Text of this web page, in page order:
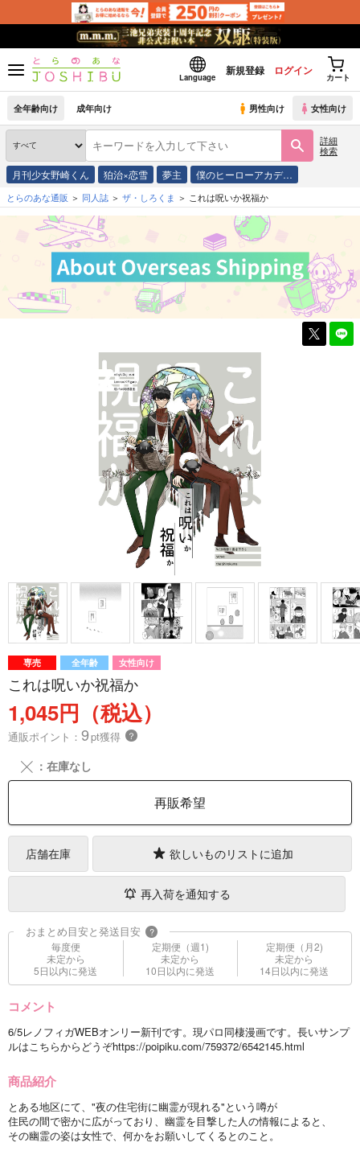
Language
新規登録 ログイン
カート
全年齢向け 成年向け 男性向け 女性向け
詳細
検索
月刊少女野崎くん 狛治×恋雪 夢主 僕のヒーローアカデ…
とらのあな通販 同人誌 ザ・しろくま これは呪いか祝福か
専売 全年齢 女性向け
これは呪いか祝福か
1,045円（税込）
通販ポイント： 9pt獲得 ？
╳ ：在庫なし
再販希望
店舗在庫 欲しいものリストに追加
再入荷を通知する
おまとめ目安と発送目安 ?
毎度便
未定から
5日以内に発送
定期便（週1)
未定から
10日以内に発送
定期便（月2)
未定から
14日以内に発送
コメント
6/5レノフィガWEBオンリー新刊です。現パロ同棲漫画です。長いサンプ
ルはこちらからどうぞhttps://poipiku.com/759372/6542145.html
商品紹介
とある地区にて、"夜の住宅街に幽霊が現れる"という噂が
住民の間で密かに広がっており、幽霊を目撃した人の情報によると、
その幽霊の姿は女性で、何かをお願いしてくるとのこと。